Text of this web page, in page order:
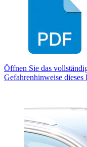
Öffnen Sie das
Gefahrenhinweise dieses